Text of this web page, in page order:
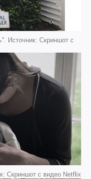
Источник: Скриншот с
Скриншот с видео Netflix